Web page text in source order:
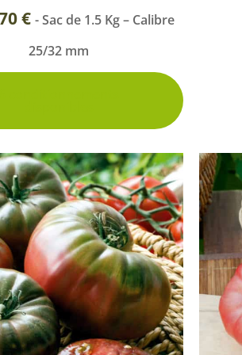
Rosiers à grosses fleurs
Rosiers parfumés
Rosiers grimpants
€ - Sac de 1.5 Kg – Calibre
25/32 mm